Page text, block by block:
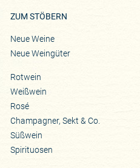
ZUM STÖBERN
Neue Weine
Neue Weingüter
Rotwein
Weißwein
Rosé
Champagner, Sekt & Co.
Süßwein
Spirituosen